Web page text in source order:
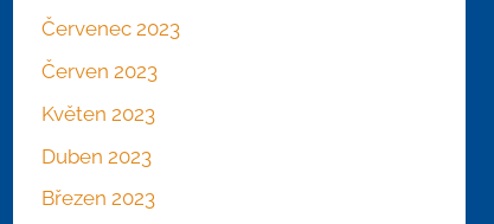
Červenec 2023
Červen 2023
Květen 2023
Duben 2023
Březen 2023